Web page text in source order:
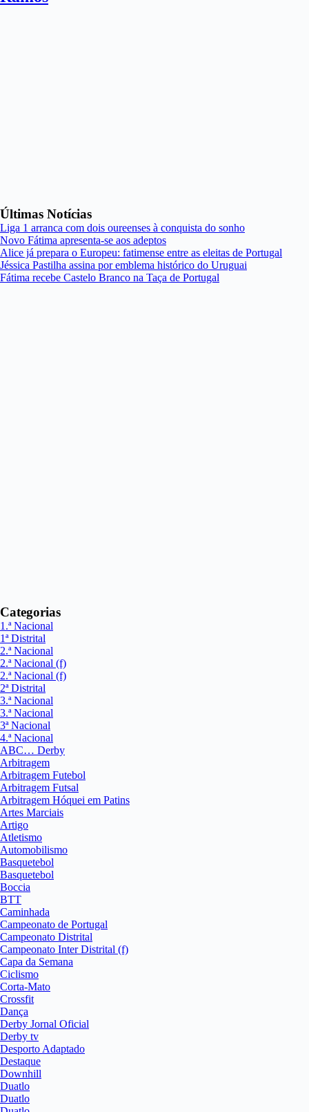
Últimas Notícias
Liga 1 arranca com dois oureenses à conquista do sonho
Novo Fátima apresenta-se aos adeptos
Alice já prepara o Europeu: fatimense entre as eleitas de Portugal
Jéssica Pastilha assina por emblema histórico do Uruguai
Fátima recebe Castelo Branco na Taça de Portugal
Categorias
1.ª Nacional
1ª Distrital
2.ª Nacional
2.ª Nacional (f)
2.ª Nacional (f)
2ª Distrital
3.ª Nacional
3.ª Nacional
3ª Nacional
4.ª Nacional
ABC… Derby
Arbitragem
Arbitragem Futebol
Arbitragem Futsal
Arbitragem Hóquei em Patins
Artes Marciais
Artigo
Atletismo
Automobilismo
Basquetebol
Basquetebol
Boccia
BTT
Caminhada
Campeonato de Portugal
Campeonato Distrital
Campeonato Inter Distrital (f)
Capa da Semana
Ciclismo
Corta-Mato
Crossfit
Dança
Derby Jornal Oficial
Derby tv
Desporto Adaptado
Destaque
Downhill
Duatlo
Duatlo